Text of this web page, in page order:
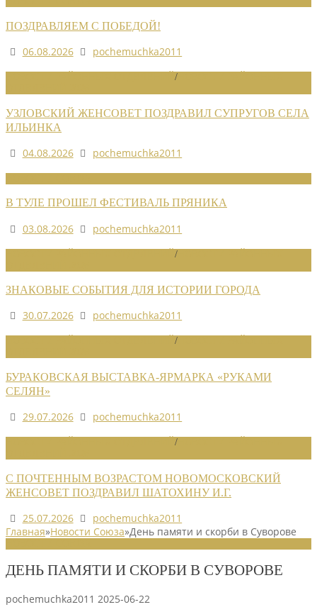
ПОЗДРАВЛЯЕМ С ПОБЕДОЙ!
06.08.2026
pochemuchka2011
/
УЗЛОВСКИЙ ЖЕНСОВЕТ ПОЗДРАВИЛ СУПРУГОВ СЕЛА
ИЛЬИНКА
04.08.2026
pochemuchka2011
В ТУЛЕ ПРОШЕЛ ФЕСТИВАЛЬ ПРЯНИКА
03.08.2026
pochemuchka2011
/
ЗНАКОВЫЕ СОБЫТИЯ ДЛЯ ИСТОРИИ ГОРОДА
30.07.2026
pochemuchka2011
/
БУРАКОВСКАЯ ВЫСТАВКА-ЯРМАРКА «РУКАМИ
СЕЛЯН»
29.07.2026
pochemuchka2011
/
С ПОЧТЕННЫМ ВОЗРАСТОМ НОВОМОСКОВСКИЙ
ЖЕНСОВЕТ ПОЗДРАВИЛ ШАТОХИНУ И.Г.
25.07.2026
pochemuchka2011
Главная»Новости Союза»День памяти и скорби в Суворове
ДЕНЬ ПАМЯТИ И СКОРБИ В СУВОРОВЕ
pochemuchka2011 2025-06-22